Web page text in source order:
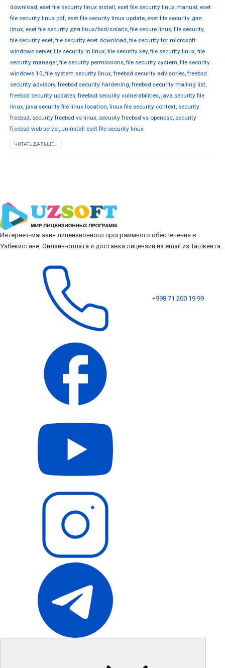
download eset file security linux install eset file security linux manual eset
file security linux pdf eset file security linux update eset file security для
linux eset file security для linux/bsd/solaris file secure linux file security,
file security eset file security eset download file security for microsoft
windows server, file security in linux file security key, file security linux file
security manager, file security permissions file security system file security
windows 10 file system security linux freebsd security advisories freebsd
security advisory, freebsd security hardening freebsd security mailing list
freebsd security updates freebsd security vulnerabilities java.security file
linux java.security file linux location linux file security context security
freebsd security freebsd vs linux security freebsd vs openbsd security
freebsd web server, uninstall eset file security linux
ЧИТАТЬ ДАЛЬШЕ...
Интернет-магазин лицензионного программного обеспечения в
Узбекистане. Онлайн-оплата и доставка лицензий на email из Ташкента.
+998 71 200 19 99